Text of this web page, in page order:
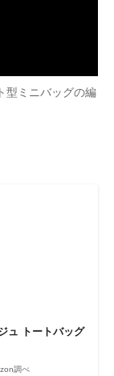
型ミニバッグの編
ュ トートバッグ
調べ